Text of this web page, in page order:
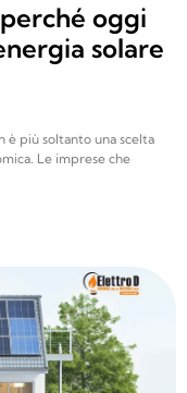
oggi
solare
è più soltanto una scelta
Le imprese che